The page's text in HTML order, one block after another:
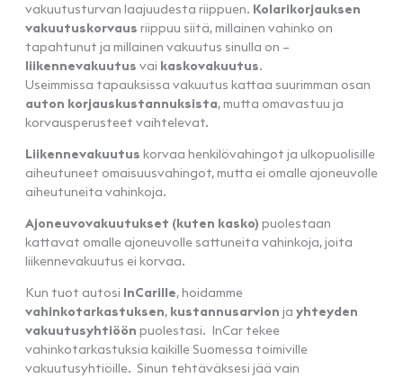
vakuutusturvan laajuudesta riippuen. Kolarikorjauksen
vakuutuskorvaus riippuu siitä, millainen vahinko on
tapahtunut ja millainen vakuutus sinulla on –
liikennevakuutus vai kaskovakuutus.
Useimmissa tapauksissa vakuutus kattaa suurimman osan
auton korjauskustannuksista, mutta omavastuu ja
korvausperusteet vaihtelevat.
Liikennevakuutus korvaa henkilövahingot ja ulkopuolisille
aiheutuneet omaisuusvahingot, mutta ei omalle ajoneuvolle
aiheutuneita vahinkoja.
Ajoneuvovakuutukset (kuten kasko) puolestaan
kattavat omalle ajoneuvolle sattuneita vahinkoja, joita
liikennevakuutus ei korvaa.
Kun tuot autosi InCarille, hoidamme
vahinkotarkastuksen, kustannusarvion ja yhteyden
vakuutusyhtiöön puolestasi. InCar tekee
vahinkotarkastuksia kaikille Suomessa toimiville
vakuutusyhtiöille. Sinun tehtäväksesi jää vain